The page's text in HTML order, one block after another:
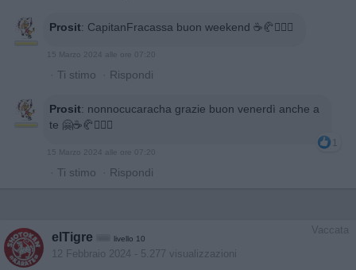
Prosit: CapitanFracassa buon weekend ☕️🥐🙋🏻‍♂️
15 Marzo 2024 alle ore 07:20
· Ti stimo · Rispondi
Prosit: nonnocucaracha grazie buon venerdì anche a
te 🤗☕️🥐🙋🏻‍♂️
1
15 Marzo 2024 alle ore 07:20
· Ti stimo · Rispondi
Vaccata
elTigre livello 10
12 Febbraio 2024 - 5.277 visualizzazioni